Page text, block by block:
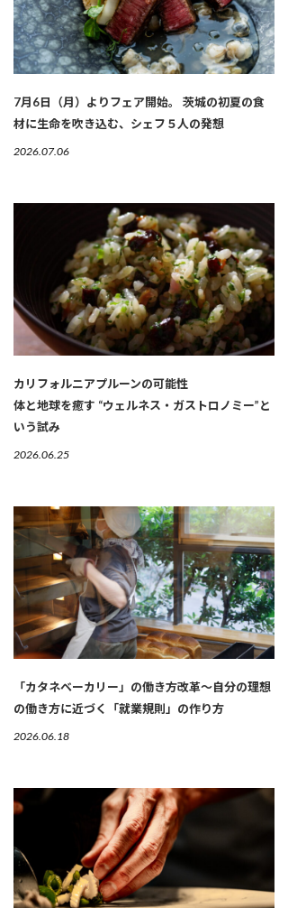
7月6日（月）よりフェア開始。 茨城の初夏の食
材に生命を吹き込む、シェフ５人の発想
2026.07.06
カリフォルニアプルーンの可能性
体と地球を癒す “ウェルネス・ガストロノミー”と
いう試み
2026.06.25
「カタネベーカリー」の働き方改革～自分の理想
の働き方に近づく「就業規則」の作り方
2026.06.18